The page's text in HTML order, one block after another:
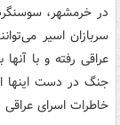
در خرمشهر،
سربازان اسیر
عراقی رفته و با
جنگ در دست اینها
خاطرات اسرای عراقی